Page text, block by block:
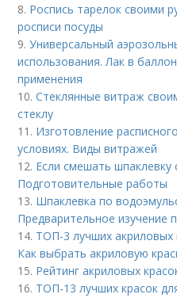
8. Роспись тарелок своими
росписи посуды
9.Универсальный
использования. Лак в
применения
10.Стеклянные витраж
стеклу
11. Изготовление
условиях. Виды витражей
12. Если смешать шпаклевку
Подготовительные работы
13. Шпаклевка по
Предварительное изучение
14. ТОП-3 лучших акриловых
Как выбрать акриловую
15. Рейтинг акриловых
16. ТОП-13 лучших красок